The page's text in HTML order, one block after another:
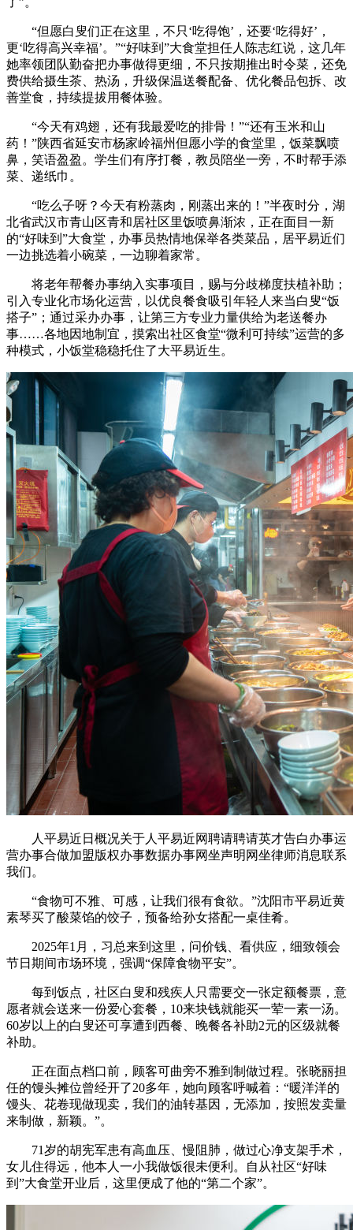
“但愿白叟们正在这里，不只‘吃得饱’，还要‘吃得好’，
更‘吃得高兴幸福’。”“好味到”大食堂担任人陈志红说，这几年
她率领团队勤奋把办事做得更细，不只按期推出时令菜，还免
费供给摄生茶、热汤，升级保温送餐配备、优化餐品包拆、改
善堂食，持续提拔用餐体验。
“今天有鸡翅，还有我最爱吃的排骨！”“还有玉米和山
药！”陕西省延安市杨家岭福州但愿小学的食堂里，饭菜飘喷
鼻，笑语盈盈。学生们有序打餐，教员陪坐一旁，不时帮手添
菜、递纸巾。
“吃么子呀？今天有粉蒸肉，刚蒸出来的！”半夜时分，湖
北省武汉市青山区青和居社区里饭喷鼻渐浓，正在面目一新
的“好味到”大食堂，办事员热情地保举各类菜品，居平易近们
一边挑选着小碗菜，一边聊着家常。
将老年帮餐办事纳入实事项目，赐与分歧梯度扶植补助；
引入专业化市场化运营，以优良餐食吸引年轻人来当白叟“饭
搭子”；通过采办办事，让第三方专业力量供给为老送餐办
事……各地因地制宜，摸索出社区食堂“微利可持续”运营的多
种模式，小饭堂稳稳托住了大平易近生。
人平易近日概况关于人平易近网聘请聘请英才告白办事运
营办事合做加盟版权办事数据办事网坐声明网坐律师消息联系
我们。
“食物可不雅、可感，让我们很有食欲。”沈阳市平易近黄
素琴买了酸菜馅的饺子，预备给孙女搭配一桌佳肴。
2025年1月，习总来到这里，问价钱、看供应，细致领会
节日期间市场环境，强调“保障食物平安”。
每到饭点，社区白叟和残疾人只需要交一张定额餐票，意
愿者就会送来一份爱心套餐，10来块钱就能买一荤一素一汤。
60岁以上的白叟还可享遭到西餐、晚餐各补助2元的区级就餐
补助。
正在面点档口前，顾客可曲旁不雅到制做过程。张晓丽担
任的馒头摊位曾经开了20多年，她向顾客呼喊着：“暖洋洋的
馒头、花卷现做现卖，我们的油转基因，无添加，按照发卖量
来制做，新颖。”。
71岁的胡宪军患有高血压、慢阻肺，做过心净支架手术，
女儿住得远，他本人一小我做饭很未便利。自从社区“好味
到”大食堂开业后，这里便成了他的“第二个家”。